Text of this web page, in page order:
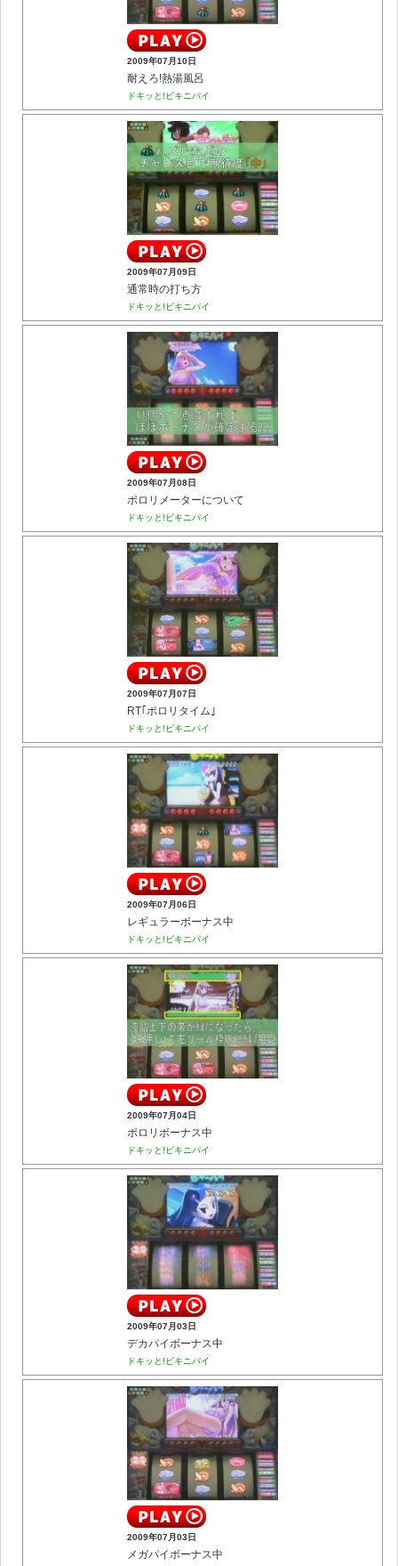
2009年07月10日
耐えろ!熱湯風呂
ドキッと!ビキニパイ
2009年07月09日
通常時の打ち方
ドキッと!ビキニパイ
2009年07月08日
ポロリメーターについて
ドキッと!ビキニパイ
2009年07月07日
RT｢ポロリタイム｣
ドキッと!ビキニパイ
2009年07月06日
レギュラーボーナス中
ドキッと!ビキニパイ
2009年07月04日
ポロリボーナス中
ドキッと!ビキニパイ
2009年07月03日
デカパイボーナス中
ドキッと!ビキニパイ
2009年07月03日
メガパイボーナス中